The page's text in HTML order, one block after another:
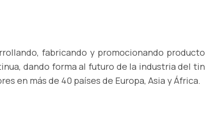
fabricando y promocionando
dando forma al futuro de la industria del
en más de 40 países de Europa, Asia y África.